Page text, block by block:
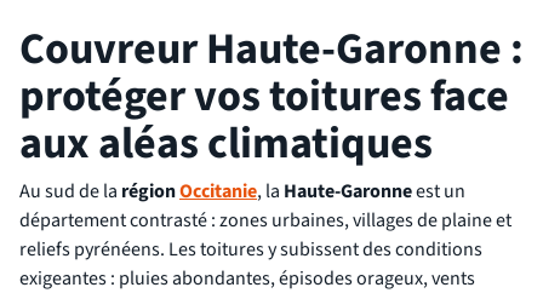
d’humidité
Couvreur Haute-Garonne :
protéger vos toitures face
aux aléas climatiques
Au sud de la régionOccitanie, la Haute-Garonneest un
département contrasté : zones urbaines, villages de plaine et
reliefs pyrénéens. Les toitures y subissent des conditions
exigeantes : pluies abondantes, épisodes orageux, vents